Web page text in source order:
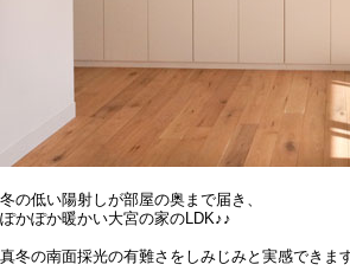
冬の低い陽射しが部屋の奥まで届き、
ぽかぽか暖かい大宮の家のLDK♪♪
真冬の南面採光の有難さをしみじみと実感できま